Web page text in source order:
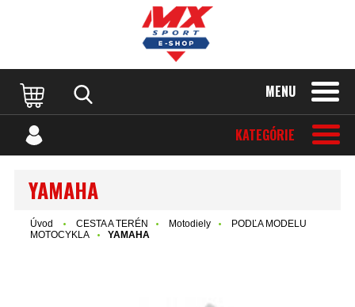
MENU
KATEGÓRIE
YAMAHA
Úvod CESTA A TERÉN Motodiely
PODĽA MODELU
MOTOCYKLA
YAMAHA